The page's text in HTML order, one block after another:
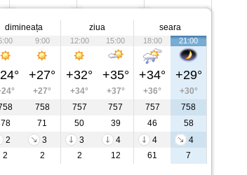
dimineața ziua seara
9:00 12:00 15:00 18:00 21:00
+27° +32° +35° +34° +29°
+27° +34° +37° +36°
+30°
758 757 757 757
758
78 71 50 39 46
58
2 3 3 4 4
4
2 2 2 12 61 7